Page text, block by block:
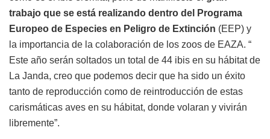
trabajo que se está realizando dentro del Programa
Europeo de Especies en Peligro de Extinción (EEP) y
la importancia de la colaboración de los zoos de EAZA. “
Este año serán soltados un total de 44 ibis en su hábitat de
La Janda, creo que podemos decir que ha sido un éxito
tanto de reproducción como de reintroducción de estas
carismáticas aves en su hábitat, donde volaran y vivirán
libremente”.